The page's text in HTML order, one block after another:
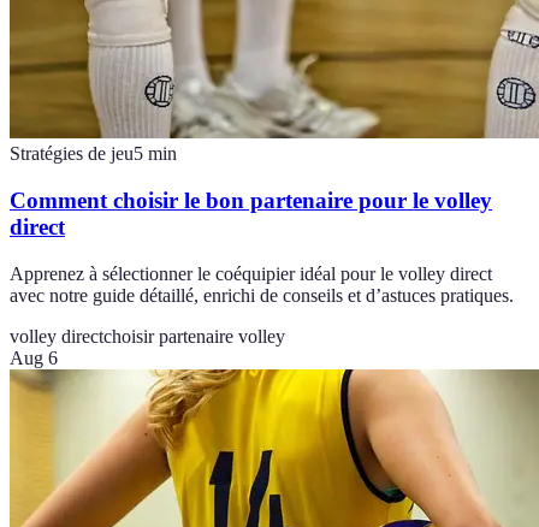
Stratégies de jeu5 min
Comment choisir le bon partenaire pour le volley
direct
Apprenez à sélectionner le coéquipier idéal pour le volley direct
avec notre guide détaillé, enrichi de conseils et d’astuces pratiques.
volley directchoisir partenaire volley
Aug 6